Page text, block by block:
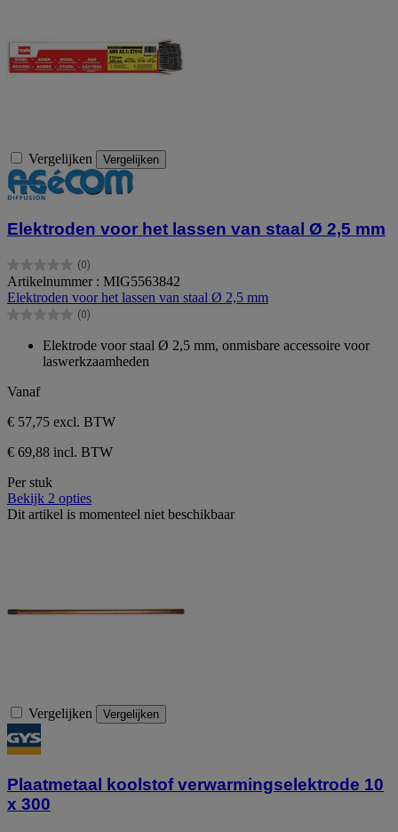
Vergelijken Vergelijken
Elektroden voor het lassen van staal Ø 2,5 mm
(0)
0.0
van
de
5
Artikelnummer : MIG5563842
Elektroden voor het lassen van staal Ø 2,5 mm
(0)
0.0
sterren.
Elektrode voor staal Ø 2,5 mm, onmisbare accessoire voor
laswerkzaamheden
Vanaf
€ 57,75 excl. BTW
€ 69,88 incl. BTW
Per stuk
Bekijk 2 opties
Dit artikel is momenteel niet beschikbaar
Vergelijken Vergelijken
Plaatmetaal koolstof verwarmingselektrode 10
x 300